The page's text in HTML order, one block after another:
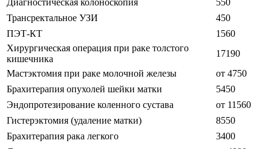
Трансректальное УЗИ
450
ПЭТ-КТ
1560
Хирургическая операция при раке толстого
кишечника
17190
Мастэктомия при раке молочной железы
от 4750
Брахитерапия опухолей шейки матки
5450
Эндопротезирование коленного сустава
от 11560
Гистерэктомия (удаление матки)
8550
Брахитерапия рака легкого
3400